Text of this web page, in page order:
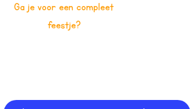
Ga je voor een compleet
feestje?